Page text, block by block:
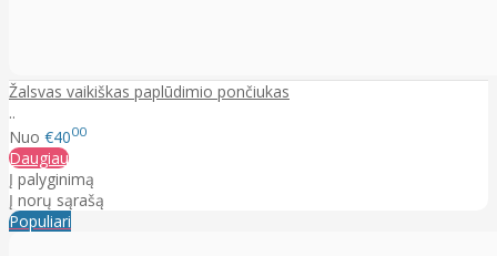
Žalsvas vaikiškas paplūdimio pončiukas
..
Nuo €4000
Daugiau
Į palyginimą
Į norų sąrašą
Populiari